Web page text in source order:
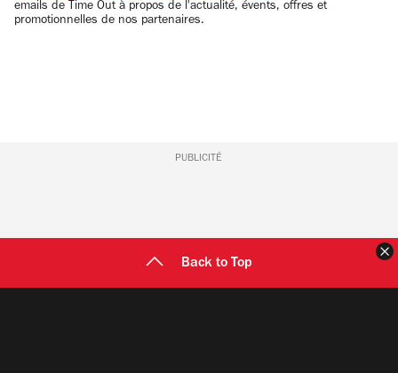
emails de Time Out à propos de l'actualité, évents, offres et
promotionnelles de nos partenaires.
PUBLICITÉ
Back to Top